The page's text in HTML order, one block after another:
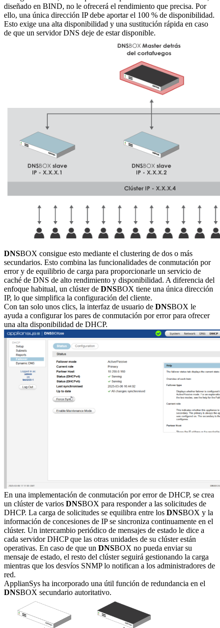
diseñado en BIND, no le ofrecerá el rendimiento que precisa. Por
ello, una única dirección IP debe aportar el 100 % de disponibilidad.
Esto exige una alta disponibilidad y una sustitución rápida en caso
de que un servidor DNS deje de estar disponible.
DNSBOX consigue esto mediante el clustering de dos o más
secundarios. Esto combina las funcionalidades de conmutación por
error y de equilibrio de carga para proporcionarle un servicio de
caché de DNS de alto rendimiento y disponibilidad. A diferencia del
enfoque habitual, un clúster de DNSBOX tiene una única dirección
IP, lo que simplifica la configuración del cliente.
Con tan solo unos clics, la interfaz de usuario de DNSBOX le
ayuda a configurar los pares de conmutación por error para ofrecer
una alta disponibilidad de DHCP.
En una implementación de conmutación por error de DHCP, se crea
un clúster de varios DNSBOX para responder a las solicitudes de
DHCP. La carga de solicitudes se equilibra entre los DNSBOX y la
información de concesiones de IP se sincroniza continuamente en el
clúster. Un intercambio periódico de mensajes de estado le dice a
cada servidor DHCP que las otras unidades de su clúster están
operativas. En caso de que un DNSBOX no pueda enviar su
mensaje de estado, el resto del clúster seguirá gestionando la carga
mientras que los desvíos SNMP lo notifican a los administradores de
red.
ApplianSys ha incorporado una útil función de redundancia en el
DNSBOX secundario autoritativo.